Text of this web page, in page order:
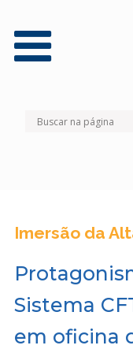
Imersão da
Sistema
em oficina